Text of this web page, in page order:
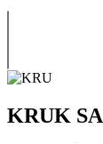
KRUK SA